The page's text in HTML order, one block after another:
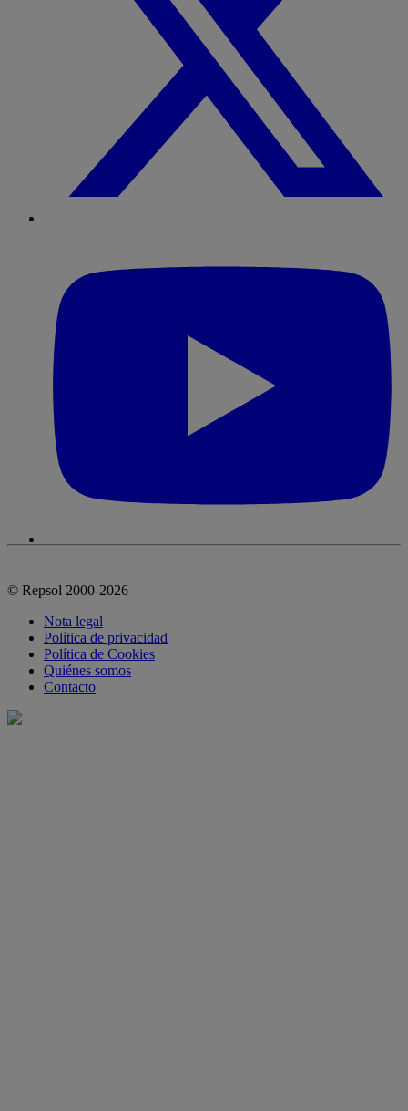
© Repsol 2000-2026
Nota legal
Política de privacidad
Política de Cookies
Quiénes somos
Contacto